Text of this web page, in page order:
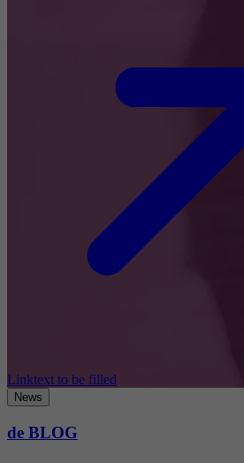
Linktext to be filled
News
de BLOG